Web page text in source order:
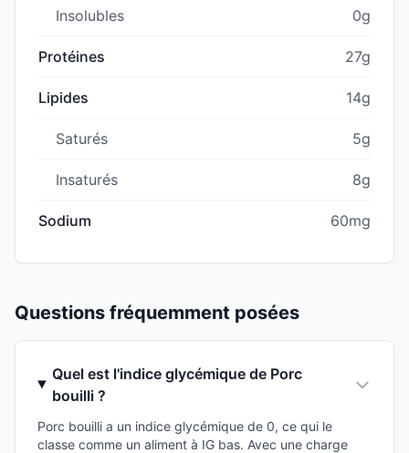
Insolubles 0g
Protéines 27g
Lipides 14g
Saturés 5g
Insaturés 8g
Sodium 60mg
Questions fréquemment posées
Quel est l'indice glycémique de Porc
bouilli ?
Porc bouilli a un indice glycémique de 0, ce qui le
classe comme un aliment à IG bas. Avec une charge